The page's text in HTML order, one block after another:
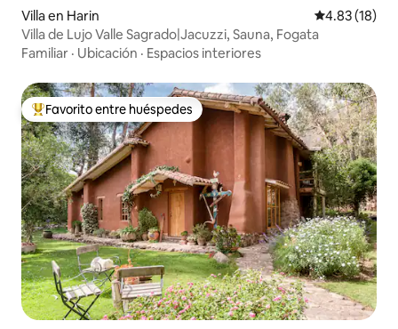
Villa en Harin Calificación
4.83 (18)
Villa de Lujo Valle Sagrado|Jacuzzi, Sauna, Fogata
Familiar · Ubicación · Espacios interiores
Favorito entre huéspedes preferido
Favorito entre huéspedes